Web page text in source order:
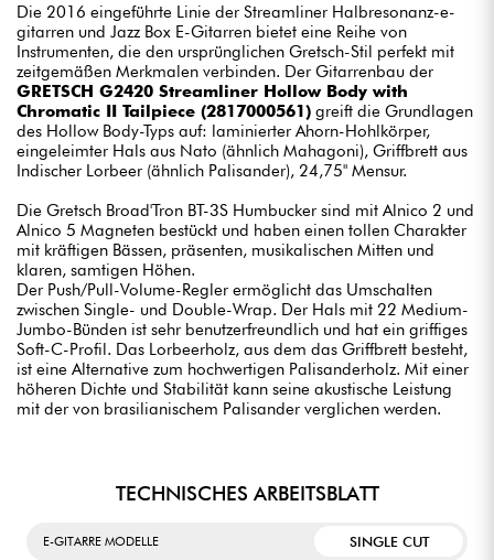
Die 2016 eingeführte Linie der Streamliner Halbresonanz-e-
gitarren und Jazz Box E-Gitarren bietet eine Reihe von
Instrumenten, die den ursprünglichen Gretsch-Stil perfekt mit
zeitgemäßen Merkmalen verbinden. Der Gitarrenbau der
GRETSCH G2420 Streamliner Hollow Body with
Chromatic II Tailpiece (2817000561) greift die Grundlagen
des Hollow Body-Typs auf: laminierter Ahorn-Hohlkörper,
eingeleimter Hals aus Nato (ähnlich Mahagoni), Griffbrett aus
Indischer Lorbeer (ähnlich Palisander), 24,75" Mensur.
Die Gretsch Broad'Tron BT-3S Humbucker sind mit Alnico 2 und
Alnico 5 Magneten bestückt und haben einen tollen Charakter
mit kräftigen Bässen, präsenten, musikalischen Mitten und
klaren, samtigen Höhen.
Der Push/Pull-Volume-Regler ermöglicht das Umschalten
zwischen Single- und Double-Wrap. Der Hals mit 22 Medium-
Jumbo-Bünden ist sehr benutzerfreundlich und hat ein griffiges
Soft-C-Profil. Das Lorbeerholz, aus dem das Griffbrett besteht,
ist eine Alternative zum hochwertigen Palisanderholz. Mit einer
höheren Dichte und Stabilität kann seine akustische Leistung
mit der von brasilianischem Palisander verglichen werden.
TECHNISCHES ARBEITSBLATT
E-GITARRE MODELLE SINGLE CUT